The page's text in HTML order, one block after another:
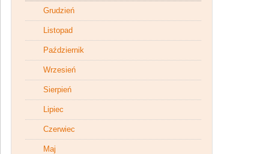
Grudzień
Listopad
Październik
Wrzesień
Sierpień
Lipiec
Czerwiec
Maj